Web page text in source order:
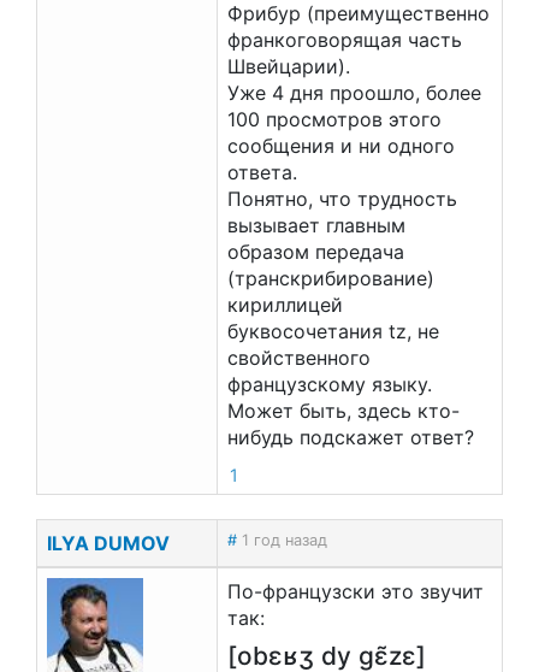
Фрибур (преимущественно
франкоговорящая часть
Швейцарии).
Уже 4 дня проошло, более
100 просмотров этого
сообщения и ни одного
ответа.
Понятно, что трудность
вызывает главным
образом передача
(транскрибирование)
кириллицей
буквосочетания tz, не
свойственного
французскому языку.
Может быть, здесь кто-
нибудь подскажет ответ?
1
ILYA DUMOV # 1 год назад
По-французски это звучит
так:
[obɛʁʒ dy gɛ̃zɛ]